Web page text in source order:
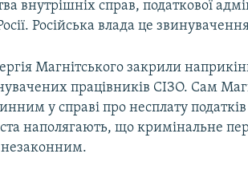
внутрішніх справ, податкової
Російська влада це
Магнітського закрили
працівників СІЗО. Сам
у справі про несплату
наполягають, що кримінальне
незаконним.